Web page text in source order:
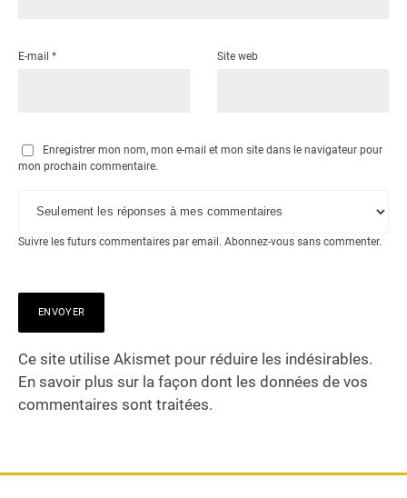
E-mail * Site web
Enregistrer mon nom, mon e-mail et mon site dans le navigateur pour
mon prochain commentaire.
Suivre les futurs commentaires par email. Abonnez-vous sans commenter.
Ce site utilise Akismet pour réduire les indésirables.
En savoir plus sur la façon dont les données de vos
commentaires sont traitées.